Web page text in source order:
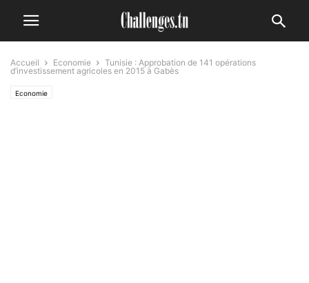
Accueil Economie
Tunisie : Approbation de 141 opérations
d’investissement agricoles en 2015 à Gabès
Economie